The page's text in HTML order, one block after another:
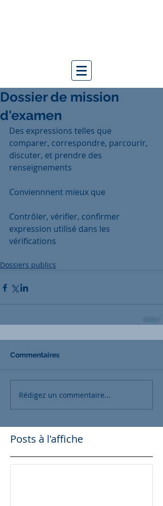
Dossier de mission
d'examen
Des expressions telles que
comparer, correspondre, parcourir,
discuter, et prendre des
renseignements
Conviennnent mieux que
Contrôler, vérifier, confirmer
expression utilisé dans les
vérifications
Dossiers publics
Commentaires
Rédigez un commentaire...
Posts à l'affiche